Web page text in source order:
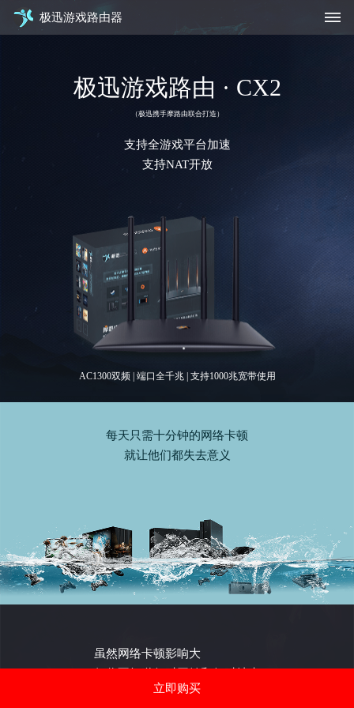
极迅游戏路由器
极迅游戏路由 · CX2
（极迅携手摩路由联合打造）
支持全游戏平台加速
支持NAT开放
AC1300双频 | 端口全千兆 | 支持1000兆宽带使用
每天只需十分钟的网络卡顿
就让他们都失去意义
虽然网络卡顿影响大
但你不知道何时开始和何时结束
立即购买